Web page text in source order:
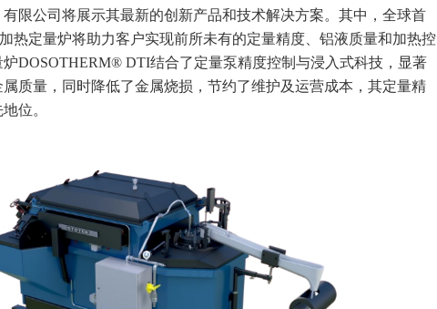
限公司将展示其最新的创新产品和技术解决方案。其中，全球首
热定量炉将助力客户实现前所未有的定量精度、铝液质量和加热控
DOSOTHERM® DTI结合了定量泵精度控制与浸入式科技，显著
质量，同时降低了金属烧损，节约了维护及运营成本，其定量精
位。